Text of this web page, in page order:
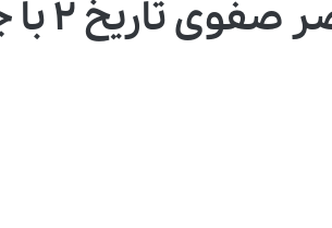
روش آموزشی